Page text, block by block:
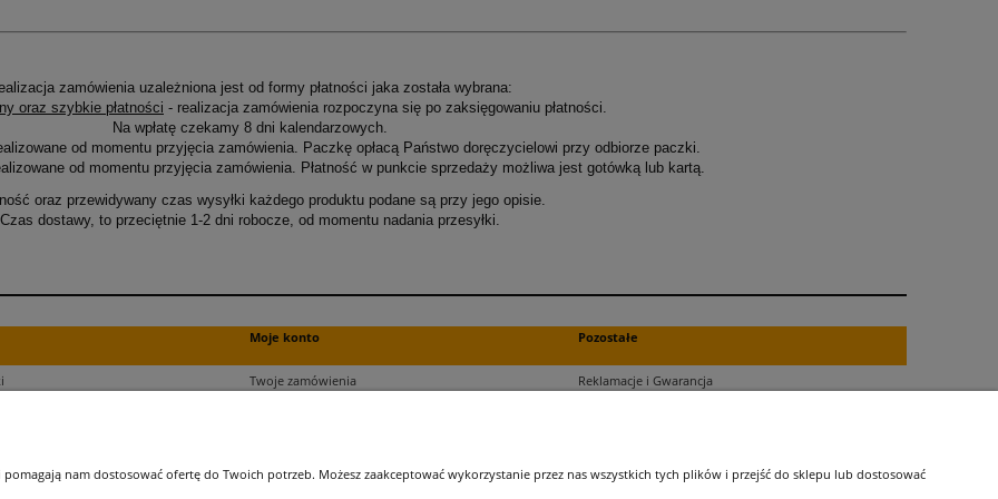
zamówienia uzależniona jest od formy płatności jaka została wybrana:
oraz szybkie płatności - realizacja zamówienia rozpoczyna się po zaksięgowaniu płatności.
Na wpłatę czekamy 8 dni kalendarzowych.
od momentu przyjęcia zamówienia. Paczkę opłacą Państwo doręczycielowi przy odbiorze paczki.
od momentu przyjęcia zamówienia. Płatność w punkcie sprzedaży możliwa jest gotówką lub kartą.
oraz przewidywany czas wysyłki każdego produktu podane są przy jego opisie.
Czas dostawy, to przeciętnie 1-2 dni robocze, od momentu nadania przesyłki.
Moje konto
Twoje zamówienia
Pozostałe
Reklamacje i Gwarancja
nam dostosować ofertę do Twoich potrzeb. Możesz zaakceptować wykorzystanie przez nas wszystkich tych plików i przejść do sklepu lub dostosować